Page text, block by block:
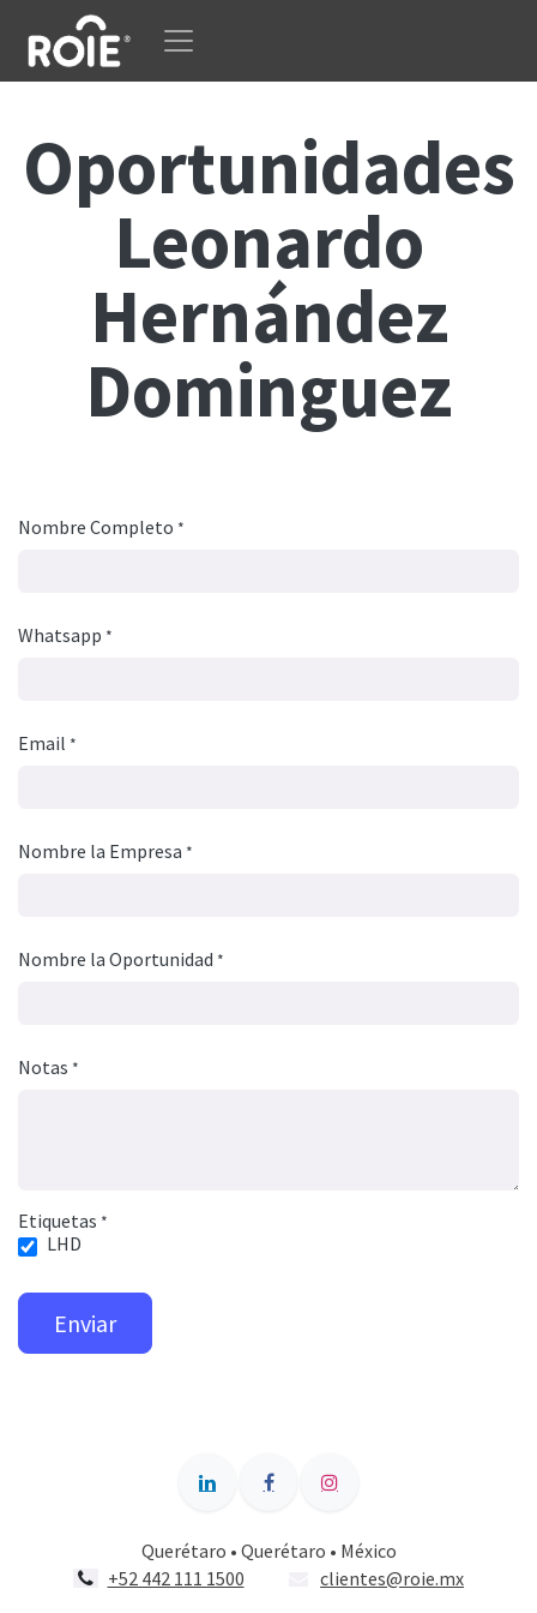
Ir al contenido
Oportunidades
Leonardo
Hernández
Dominguez
Nombre Completo *
Whatsapp *
Email *
Nombre la Empresa *
Nombre la Oportunidad *
Notas *
Etiquetas *
LHD
Enviar
Querétaro • Querétaro • México
+52 442 111 1500
clientes@roie.mx